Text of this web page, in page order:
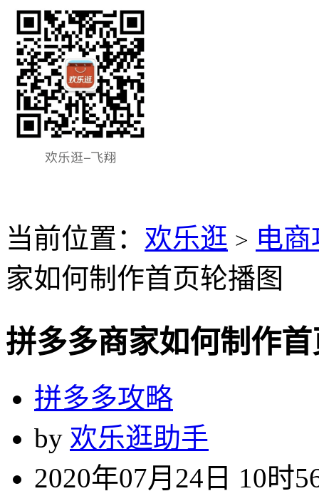
当前位置： 欢乐逛 > 电
家如何制作首页轮播图
拼多多商家如何制作
拼多多攻略
by 欢乐逛助手
2020年07月24日 10时